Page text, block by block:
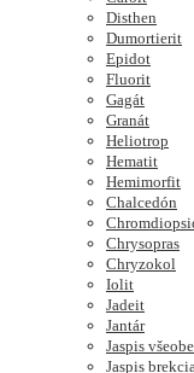
Disthen
Dumortierit
Epidot
Fluorit
Gagát
Granát
Heliotrop
Hematit
Hemimorfit
Chalcedón
Chrysopras
Chryzokol
Iolit
Jadeit
Jantár
Jaspis
Jaspis